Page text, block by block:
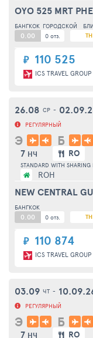
₽ 110 525
ICS TRAVEL GROUP
OYO 525 MRT
БАНГКОК ГОРОДСКОЙ
0.00 0 отз. TH
₽ 110 874
ICS TRAVEL GROUP
26.08 СР -
РЕГУЛЯРНЫЙ
Э Б
7 НЧ RO
STANDARD WITH SHARING
ROH
NEW CENTRAL
БАНГКОК
0.00 0 отз. TH
03.09 ЧТ -
РЕГУЛЯРНЫЙ
Э Б
7 НЧ RO